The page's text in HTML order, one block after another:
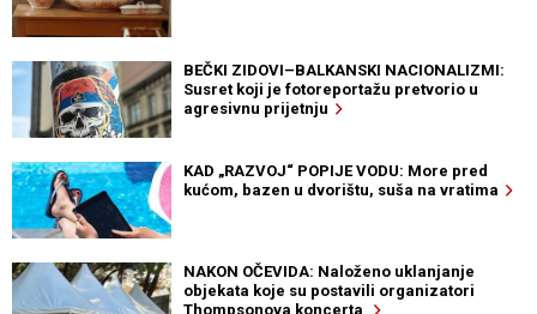
BEČKI ZIDOVI–BALKANSKI NACIONALIZMI:
Susret koji je fotoreportažu pretvorio u
agresivnu prijetnju
KAD „RAZVOJ“ POPIJE VODU: More pred
kućom, bazen u dvorištu, suša na vratima
NAKON OČEVIDA: Naloženo uklanjanje
objekata koje su postavili organizatori
Thompsonova koncerta